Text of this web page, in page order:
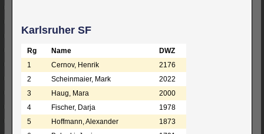
Karlsruher SF
Rg Name
DWZ
1
Cernov, Henrik
2176
2
Scheinmaier, Mark
2022
3
Haug, Mara
2000
4
Fischer, Darja
1978
5
Hoffmann, Alexander
1873